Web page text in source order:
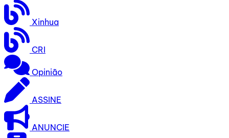
Xinhua
CRI
Opinião
ASSINE
ANUNCIE